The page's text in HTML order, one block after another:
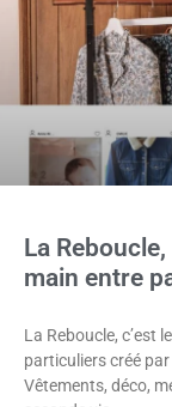
La
main entre
La Reboucle, c’est
particuliers créé
Vêtements, déco,